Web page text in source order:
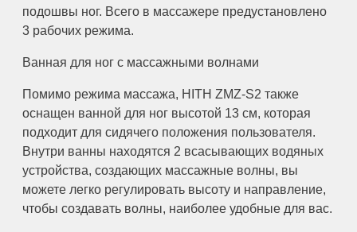
подошвы ног. Всего в массажере предустановлено
3 рабочих режима.
Ванная для ног с массажными волнами
Помимо режима массажа, HITH ZMZ-S2 также
оснащен ванной для ног высотой 13 см, которая
подходит для сидячего положения пользователя.
Внутри ванны находятся 2 всасывающих водяных
устройства, создающих массажные волны, вы
можете легко регулировать высоту и направление,
чтобы создавать волны, наиболее удобные для вас.